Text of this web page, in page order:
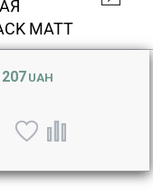
MATT
207 UAH